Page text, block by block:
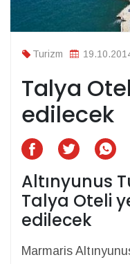
Turizm
Talya
edilecek
Altınyunus
Talya Oteli
edilecek
Marmaris